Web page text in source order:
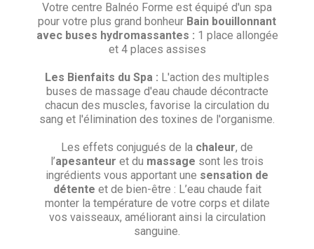
Votre centre Balnéo Forme est équipé d'un spa
pour votre plus grand bonheur Bain bouillonnant
avec buses hydromassantes : 1 place allongée
et 4 places assises
Les Bienfaits du Spa : L'action des multiples
buses de massage d'eau chaude décontracte
chacun des muscles, favorise la circulation du
sang et l'élimination des toxines de l'organisme.
Les effets conjugués de la chaleur, de
l’apesanteur et du massage sont les trois
ingrédients vous apportant une sensation de
détente et de bien-être : L’eau chaude fait
monter la température de votre corps et dilate
vos vaisseaux, améliorant ainsi la circulation
sanguine.